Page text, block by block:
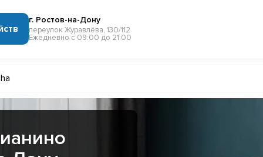
г. Ростов-на-Дону
переулок Журавлёва, 130/112
Ежедневно с 09:00 до 21:00